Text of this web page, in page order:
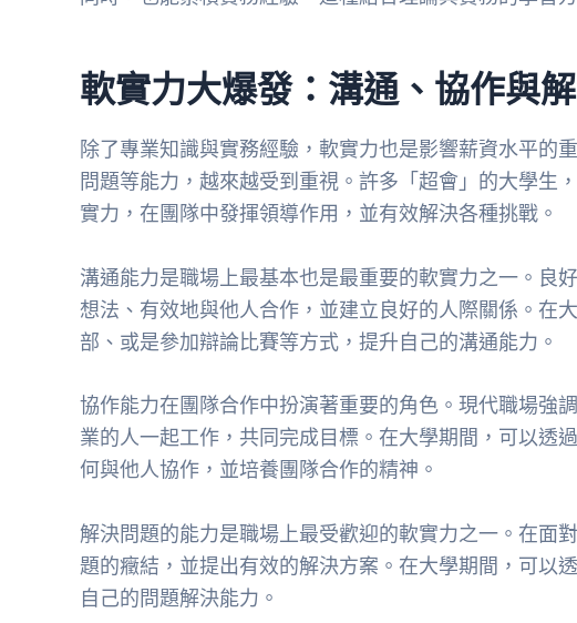
軟實力大爆發：溝通、協作與
除了專業知識與實務經驗，軟實力也是影響薪資水平的
問題等能力，越來越受到重視。許多「超會」的大學生
實力，在團隊中發揮領導作用，並有效解決各種挑戰。
溝通能力是職場上最基本也是最重要的軟實力之一。良
想法、有效地與他人合作，並建立良好的人際關係。在
部、或是參加辯論比賽等方式，提升自己的溝通能力。
協作能力在團隊合作中扮演著重要的角色。現代職場強
業的人一起工作，共同完成目標。在大學期間，可以透
何與他人協作，並培養團隊合作的精神。
解決問題的能力是職場上最受歡迎的軟實力之一。在面
題的癥結，並提出有效的解決方案。在大學期間，可以
自己的問題解決能力。